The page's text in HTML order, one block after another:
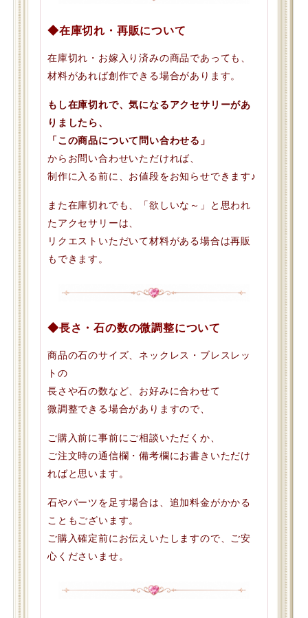
◆在庫切れ・再販について
在庫切れ・お嫁入り済みの商品であっても、
材料があれば創作できる場合があります。
もし在庫切れで、気になるアクセサリーがあ
りましたら、
「この商品について問い合わせる」
からお問い合わせいただければ、
制作に入る前に、お値段をお知らせできます♪
また在庫切れでも、「欲しいな～」と思われ
たアクセサリーは、
リクエストいただいて材料がある場合は再販
もできます。
◆長さ・石の数の微調整について
商品の石のサイズ、ネックレス・ブレスレッ
トの
長さや石の数など、お好みに合わせて
微調整できる場合がありますので、
ご購入前に事前にご相談いただくか、
ご注文時の通信欄・備考欄にお書きいただけ
ればと思います。
石やパーツを足す場合は、追加料金がかかる
こともございます。
ご購入確定前にお伝えいたしますので、ご安
心くださいませ。